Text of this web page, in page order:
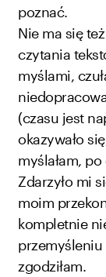
poznać.
Nie ma się
czytania
myślami,
(czasu jest
okazywało
myślałam,
Zdarzyło mi
moim
kompletnie
zgodziłam.